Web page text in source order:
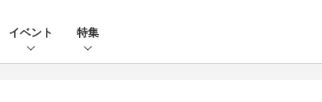
イベント 特集